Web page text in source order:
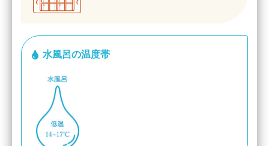
水風呂の温度帯